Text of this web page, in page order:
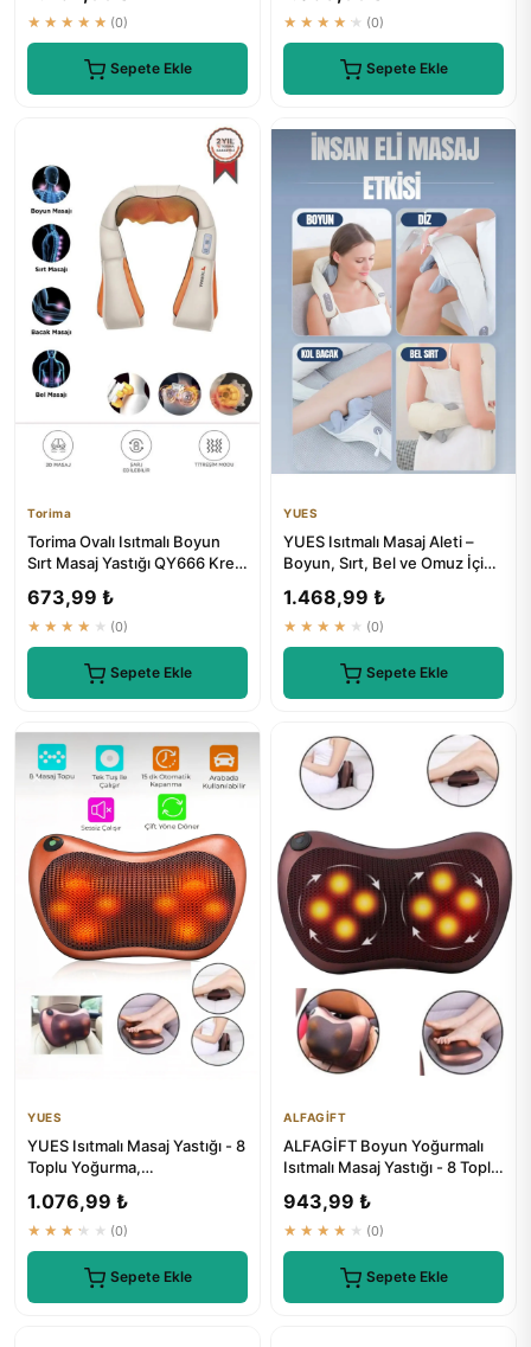
★★★★★ (0)
Sepete Ekle
★★★★★ (0)
Sepete Ekle
Torima
Torima Ovalı Isıtmalı Boyun
Sırt Masaj Yastığı QY666 Krem
673,99 ₺
★★★★★ (0)
Sepete Ekle
YUES
YUES Isıtmalı Masaj Aleti –
Boyun, Sırt, Bel ve Omuz İçin
1.468,99 ₺
★★★★★ (0)
Sepete Ekle
YUES
YUES Isıtmalı Masaj Yastığı - 8
Toplu Yoğurma,
1.076,99 ₺
★★★★★ (0)
Sepete Ekle
ALFAGİFT
ALFAGİFT Boyun Yoğurmalı
Isıtmalı Masaj Yastığı - 8 Toplu
943,99 ₺
★★★★★ (0)
Sepete Ekle